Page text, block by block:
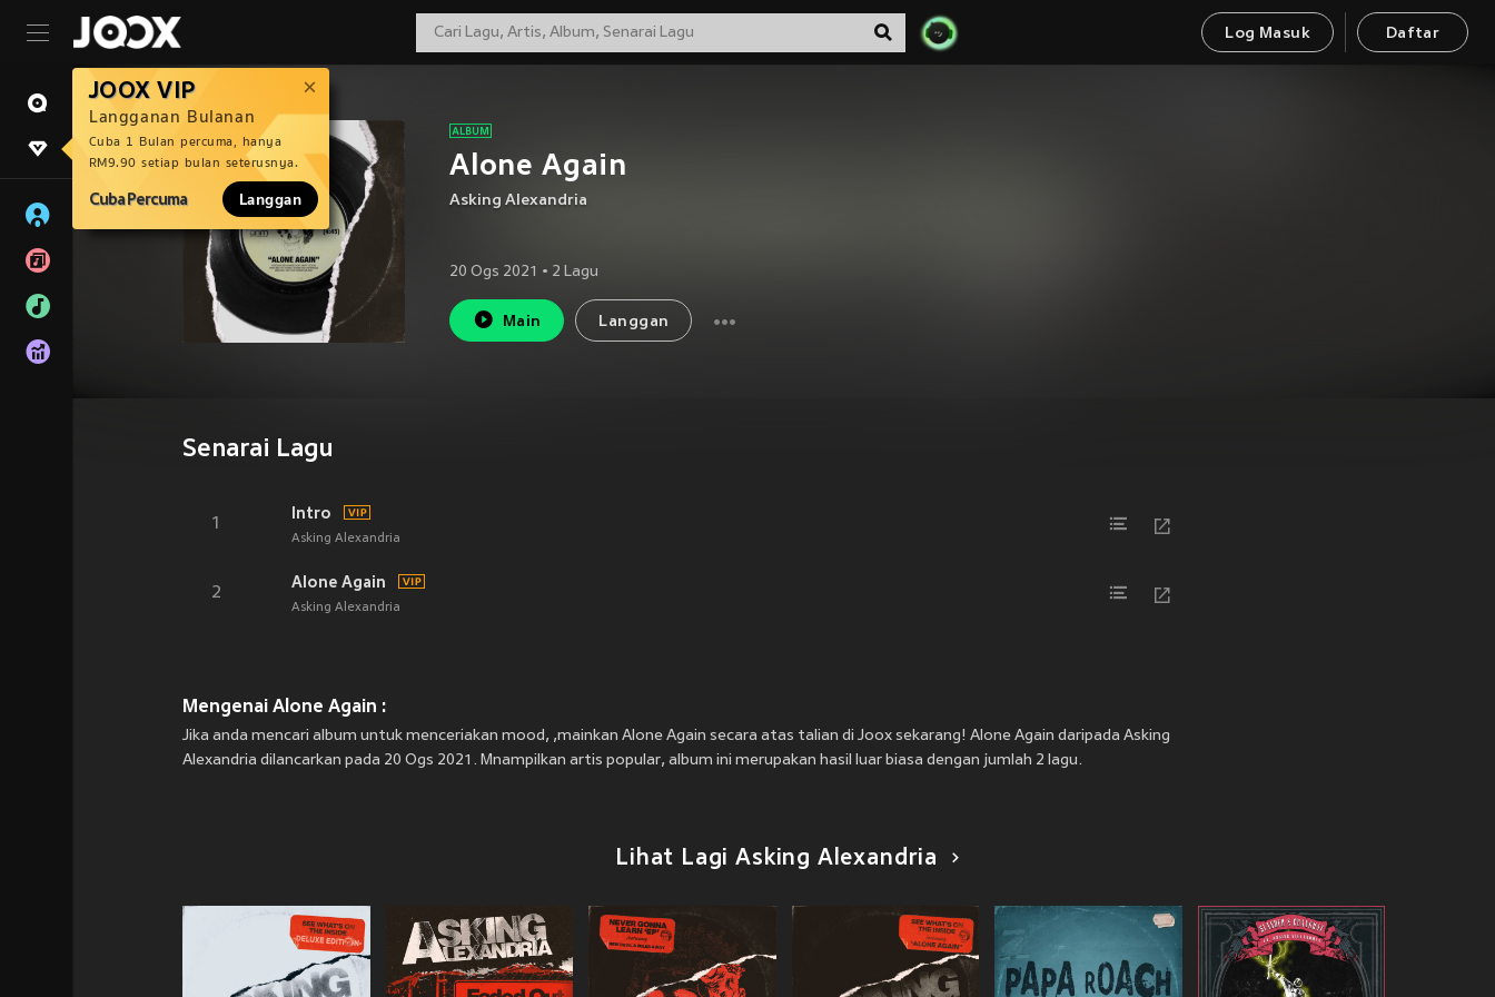
Log Masuk Daftar
JOOX VIP
Langganan Bulanan
Cuba 1 Bulan percuma, hanya
RM9.90 setiap bulan seterusnya.
Cuba Percuma Langgan
Alone Again
Asking Alexandria
20 Ogs 2021 • 2 Lagu
Main Langgan
Senarai Lagu
1
Intro
Asking Alexandria
2
Alone Again
Asking Alexandria
Mengenai Alone Again :
Jika anda mencari album untuk menceriakan mood, ,mainkan Alone Again secara atas talian di Joox sekarang! Alone Again daripada Asking
Alexandria dilancarkan pada 20 Ogs 2021. Mnampilkan artis popular, album ini merupakan hasil luar biasa dengan jumlah 2 lagu.
Lihat Lagi Asking Alexandria